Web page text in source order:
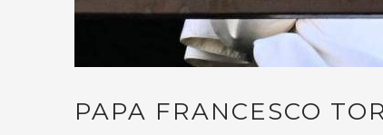
PAPA FRANCESCO